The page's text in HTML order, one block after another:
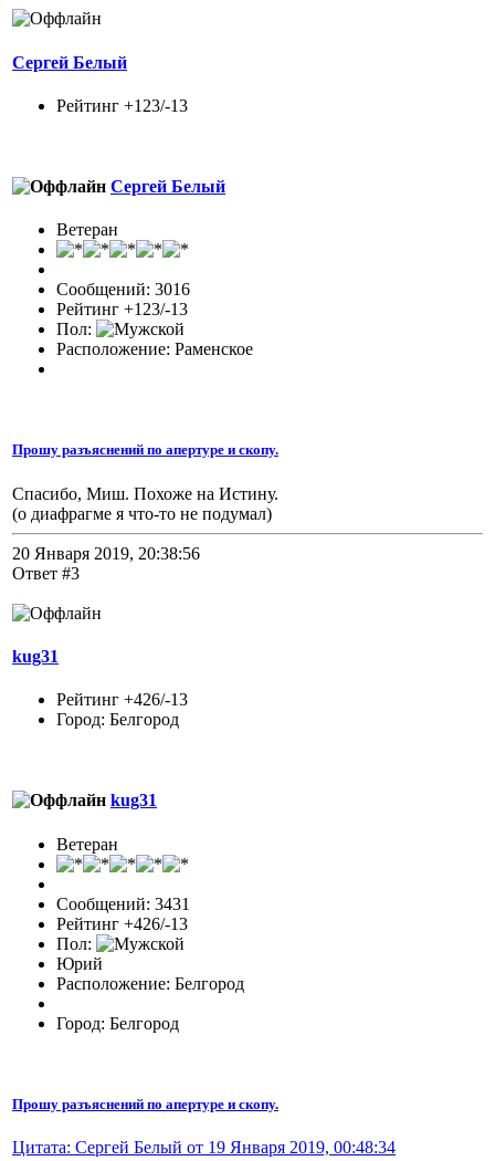
Сергей Белый
Рейтинг +123/-13
Сергей Белый
Ветеран
Сообщений: 3016
Рейтинг +123/-13
Пол:
Расположение: Раменское
Прошу разъяснений по апертуре и скопу.
Спасибо, Миш. Похоже на Истину.
(о диафрагме я что-то не подумал)
20 Января 2019, 20:38:56
Ответ #3
kug31
Рейтинг +426/-13
Город: Белгород
kug31
Ветеран
Сообщений: 3431
Рейтинг +426/-13
Пол:
Юрий
Расположение: Белгород
Город: Белгород
Прошу разъяснений по апертуре и скопу.
Цитата: Сергей Белый от 19 Января 2019, 00:48:34